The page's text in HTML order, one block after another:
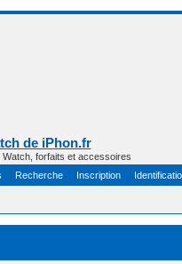
de iPhon.fr
Watch, forfaits et accessoires
Recherche Inscription